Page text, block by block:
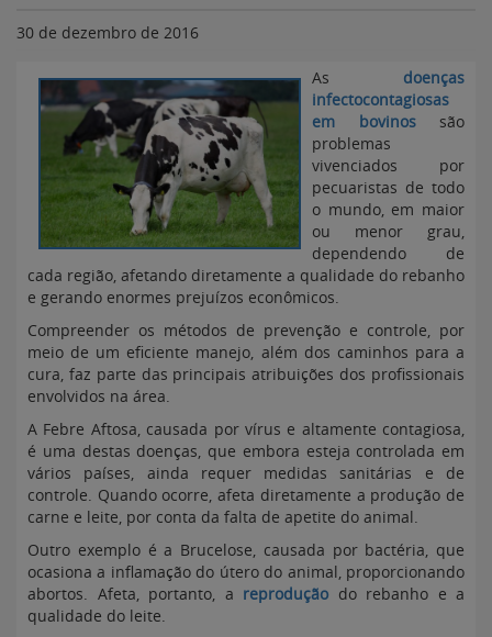
30 de dezembro de 2016
As doenças
infectocontagiosas
em bovinos
são
problemas
vivenciados por
pecuaristas de todo
o mundo, em maior
ou menor grau,
dependendo de
cada região, afetando diretamente a qualidade do rebanho
e gerando enormes prejuízos econômicos.
Compreender os métodos de prevenção e controle, por
meio de um eficiente manejo, além dos caminhos para a
cura, faz parte das principais atribuições dos profissionais
envolvidos na área.
A Febre Aftosa, causada por vírus e altamente contagiosa,
é uma destas doenças, que embora esteja controlada em
vários países, ainda requer medidas sanitárias e de
controle. Quando ocorre, afeta diretamente a produção de
carne e leite, por conta da falta de apetite do animal.
Outro exemplo é a Brucelose, causada por bactéria, que
ocasiona a inflamação do útero do animal, proporcionando
abortos. Afeta, portanto, a reprodução do rebanho e a
qualidade do leite.